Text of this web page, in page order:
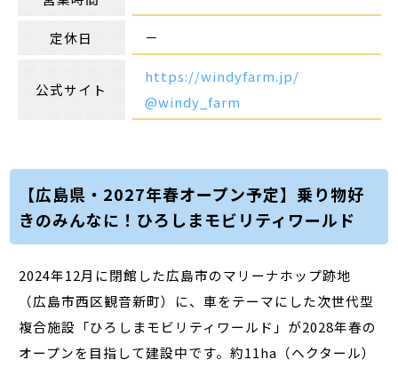
定休日 －
公式サイト
https://windyfarm.jp/
@windy_farm
【広島県・2027年春オープン予定】乗り物好
きのみんなに！ひろしまモビリティワールド
2024年12月に閉館した広島市のマリーナホップ跡地
（広島市西区観音新町）に、車をテーマにした次世代型
複合施設「ひろしまモビリティワールド」が2028年春の
オープンを目指して建設中です。約11ha（ヘクタール）